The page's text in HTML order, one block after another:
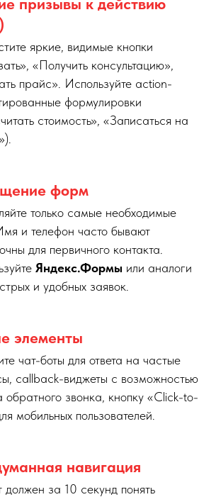
яркие, видимые кнопки
«Получить консультацию»,
прайс». Используйте action-
формулировки
стоимость», «Записаться на
форм
только самые необходимые
и телефон часто бывают
для первичного контакта.
Яндекс.Формы или аналоги
и удобных заявок.
элементы
чат-боты для ответа на частые
callback-виджеты с возможностью
обратного звонка, кнопку «Click-to-
мобильных пользователей.
навигация
должен за 10 секунд понять